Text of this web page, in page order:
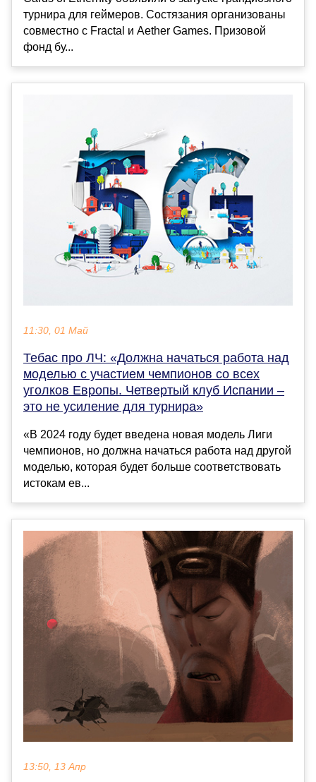
турнира для геймеров. Состязания организованы
совместно с Fractal и Aether Games. Призовой
фонд бу...
11:30, 01 Май
Тебас про ЛЧ: «Должна начаться работа над
моделью с участием чемпионов со всех
уголков Европы. Четвертый клуб Испании –
это не усиление для турнира»
«В 2024 году будет введена новая модель Лиги
чемпионов, но должна начаться работа над другой
моделью, которая будет больше соответствовать
истокам ев...
13:50, 13 Апр